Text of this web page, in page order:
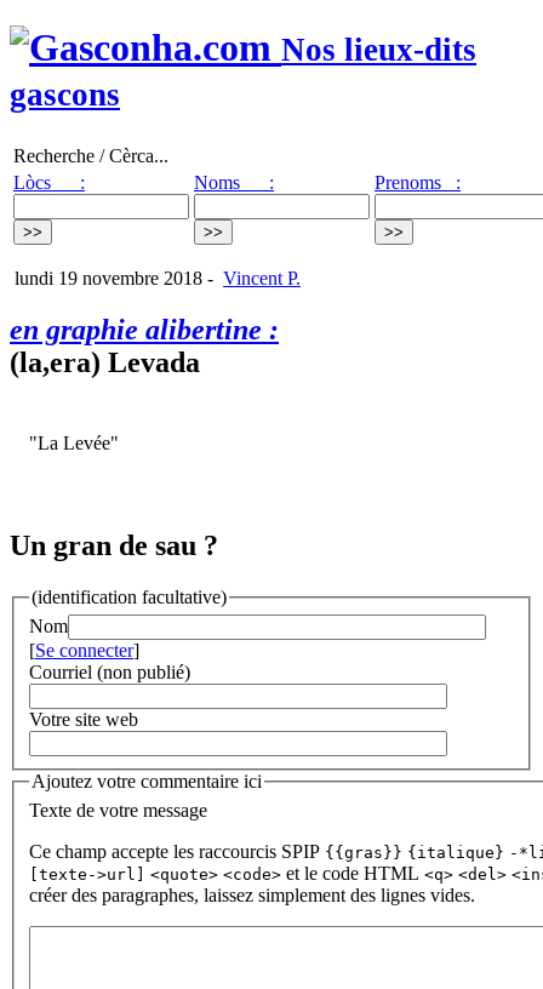
Nos lieux-dits
gascons
Recherche / Cèrca...
Lòcs :
Noms : Prenoms :
lundi 19 novembre 2018 - Vincent P.
en graphie alibertine :
(la,era) Levada
"La Levée"
Un gran de sau ?
(identification facultative)
Nom
[Se connecter]
Courriel (non publié)
Votre site web
Ajoutez votre commentaire ici
Texte de votre message
Ce champ accepte les raccourcis SPIP {{gras}} {italique} -
[texte->url] <quote> <code> et le code HTML <q> <del>
créer des paragraphes, laissez simplement des lignes vides.